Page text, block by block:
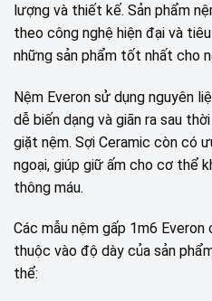
lượng và thiết kế. Sản phẩm
theo công nghệ hiện đại và
những sản phẩm tốt nhất cho
Nệm Everon sử dụng nguyên
dễ biến dạng và giãn ra sau
giặt nệm. Sợi Ceramic còn có
ngoại, giúp giữ ấm cho cơ thể
thông máu.
Các mẫu nệm gấp 1m6 Everon
thuộc vào độ dày của sản
thể: